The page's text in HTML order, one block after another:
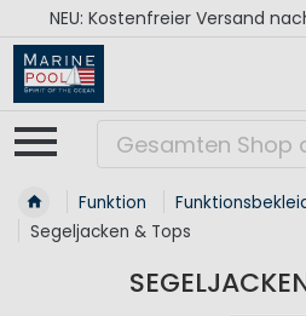
RÉGATES ROYALES
Funktion
Segeljacken & Tops